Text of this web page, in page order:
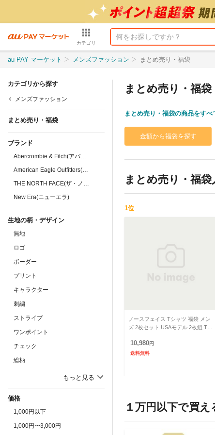
カテゴリ
au PAY マーケット メンズファッション まとめ売り・福袋
カテゴリから探す
メンズファッション
まとめ売り・福袋
ブランド
Abercrombie & Fitch(アバクロンビー&フ …
American Eagle Outfitters(アメリカンイ…
THE NORTH FACE(ザ・ノース・フェイス)
New Era(ニューエラ)
生地の柄・デザイン
無地
ロゴ
ボーダー
プリント
キャラクター
刺繍
ストライプ
ワンポイント
チェック
総柄
迷彩
ペイズリー
ギンガムチェック
幾何柄
もっと見る
価格
1,000円以下
1,000円〜3,000円
まとめ売り・福袋
まとめ売り・福袋の商品をすべ
金額から福袋を探す
まとめ売り・福袋
1位
ノースフェイス Tシャツ 福袋 メン
ズ 2枚セット USAモデル 2枚組 TH
ト
10,980円
送料無料
１万円以下で買